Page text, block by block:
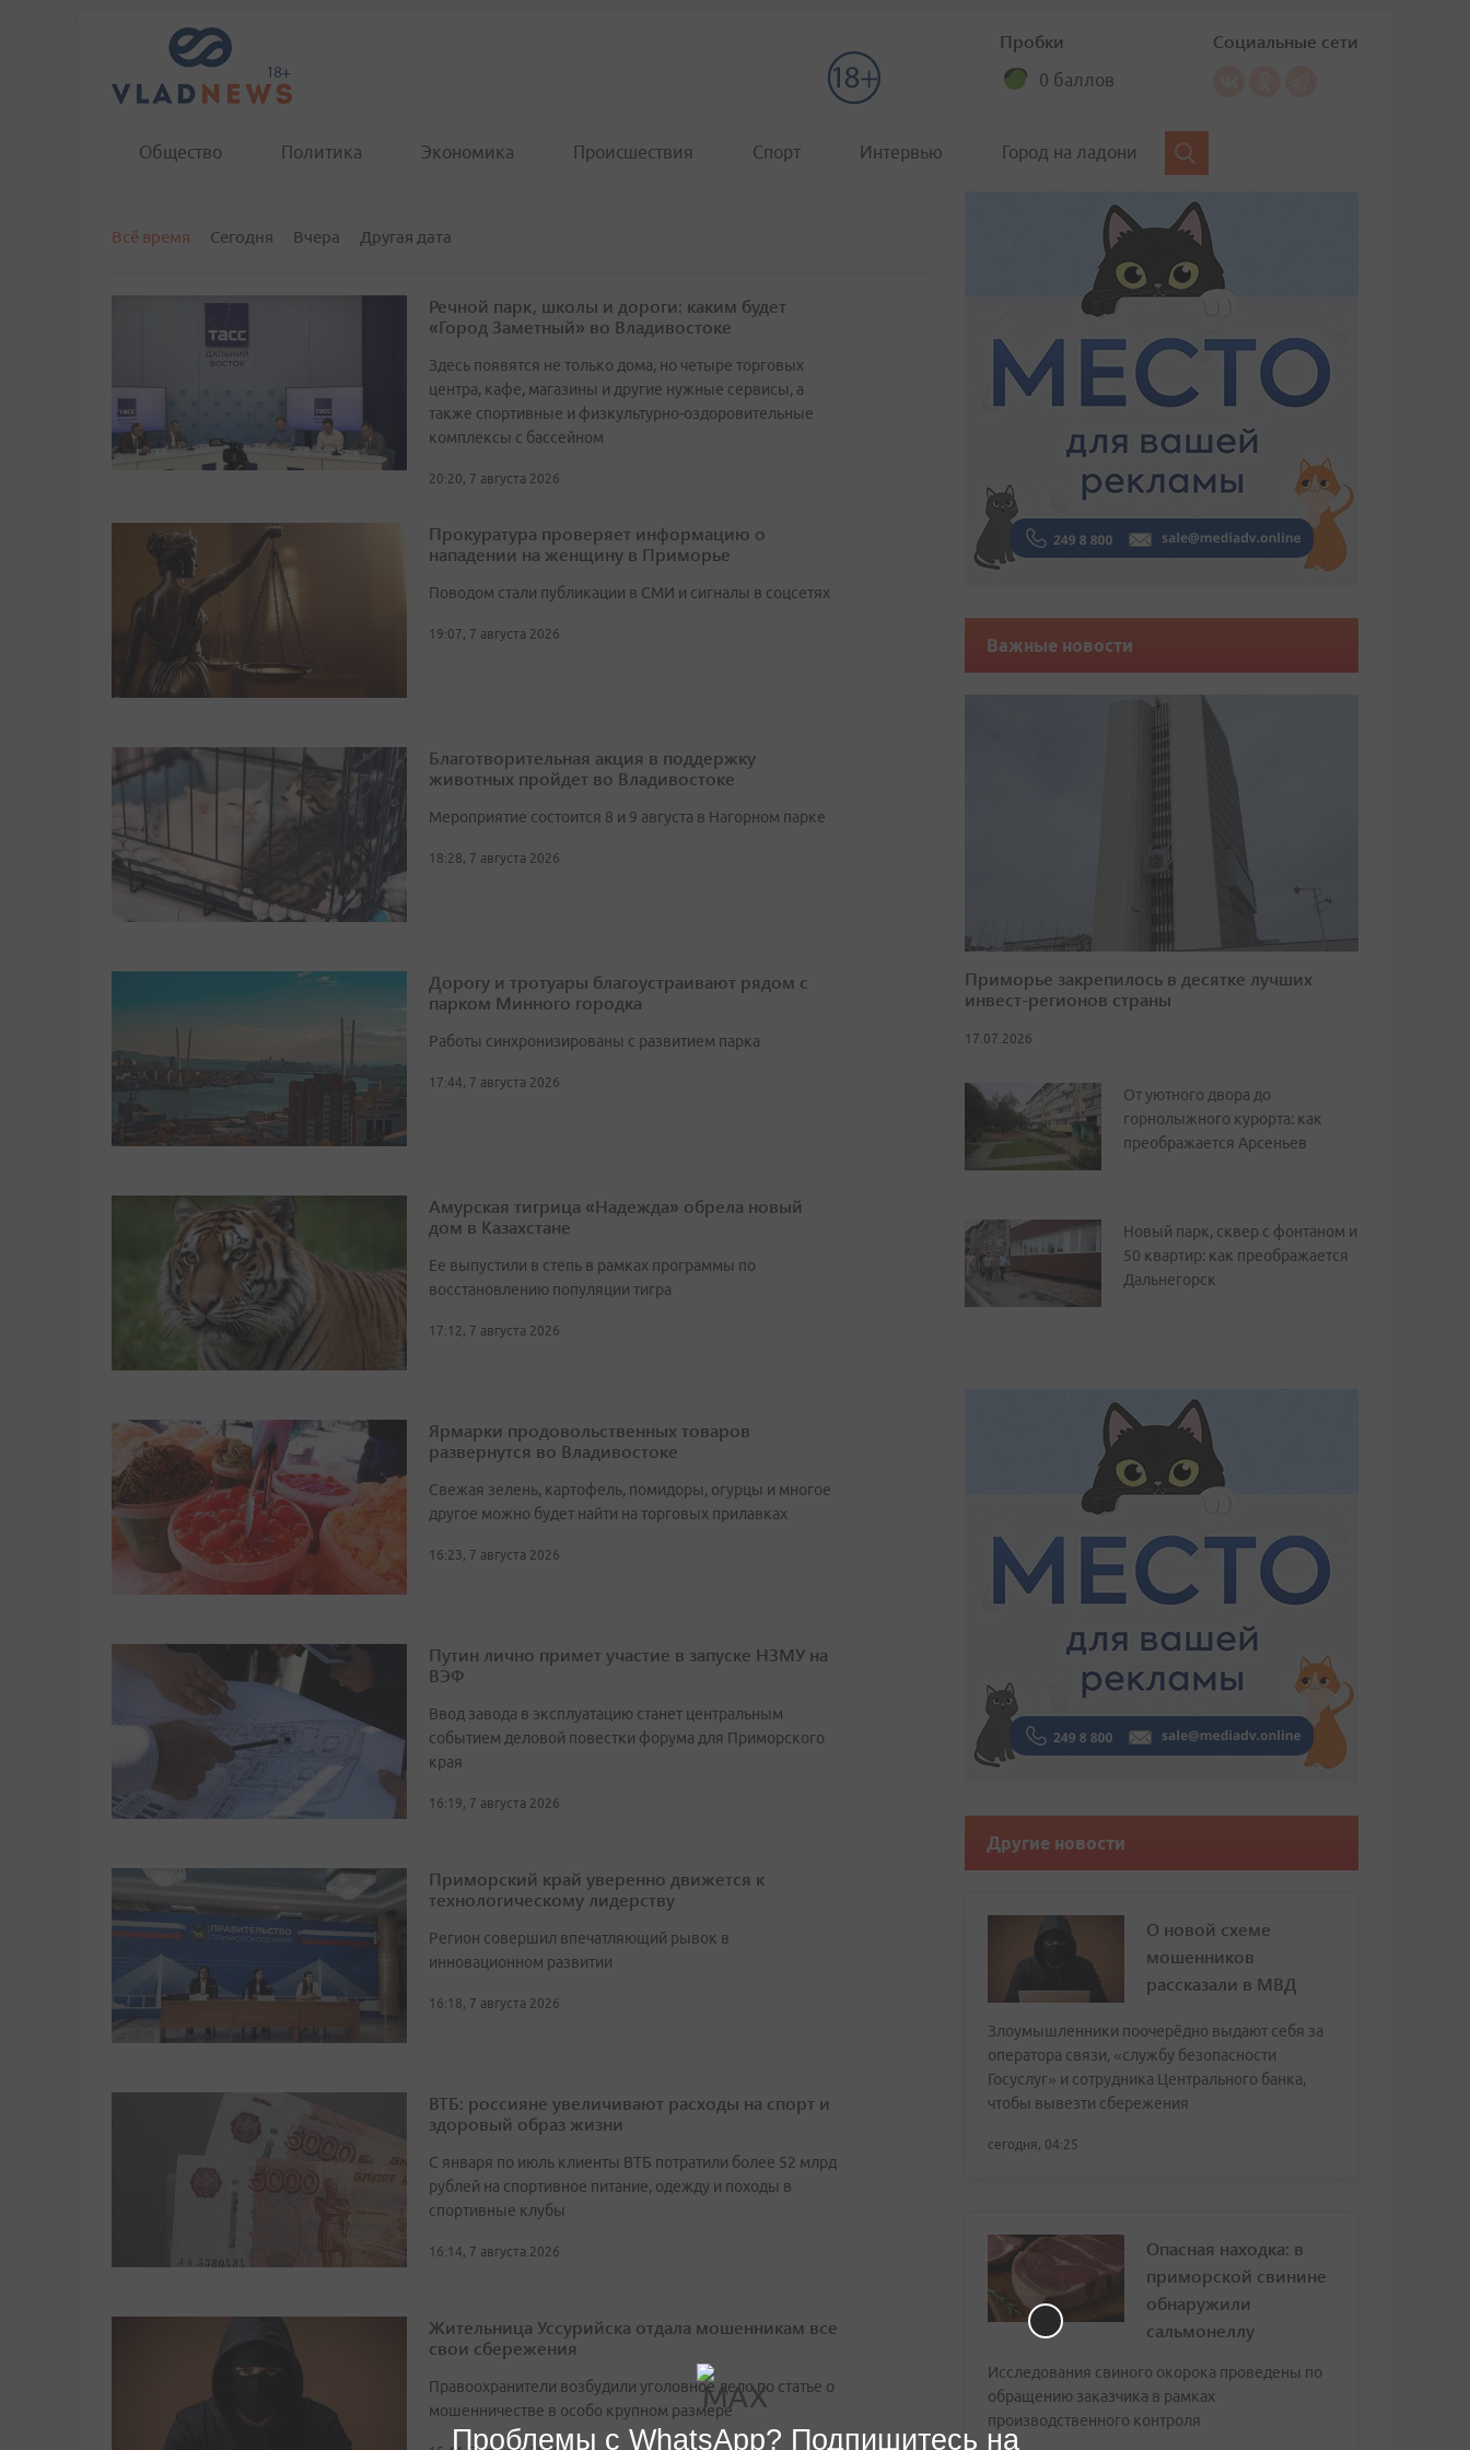
Пробки
0 баллов
Социальные сети
Общество Политика Экономика Происшествия Спорт Интервью Город на ладони
Всё время Сегодня Вчера Другая дата
Речной парк, школы и дороги: каким будет
«Город Заметный» во Владивостоке
Здесь появятся не только дома, но четыре торговых
центра, кафе, магазины и другие нужные сервисы, а
также спортивные и физкультурно-оздоровительные
комплексы с бассейном
20:20, 7 августа 2026
Прокуратура проверяет информацию о
нападении на женщину в Приморье
Поводом стали публикации в СМИ и сигналы в соцсетях
19:07, 7 августа 2026
Благотворительная акция в поддержку
животных пройдет во Владивостоке
Мероприятие состоится 8 и 9 августа в Нагорном парке
18:28, 7 августа 2026
Дорогу и тротуары благоустраивают рядом с
парком Минного городка
Работы синхронизированы с развитием парка
17:44, 7 августа 2026
Амурская тигрица «Надежда» обрела новый
дом в Казахстане
Ее выпустили в степь в рамках программы по
восстановлению популяции тигра
17:12, 7 августа 2026
Ярмарки продовольственных товаров
развернутся во Владивостоке
Свежая зелень, картофель, помидоры, огурцы и многое
другое можно будет найти на торговых прилавках
16:23, 7 августа 2026
Путин лично примет участие в запуске НЗМУ на
ВЭФ
Ввод завода в эксплуатацию станет центральным
событием деловой повестки форума для Приморского
края
16:19, 7 августа 2026
Приморский край уверенно движется к
технологическому лидерству
Регион совершил впечатляющий рывок в
инновационном развитии
16:18, 7 августа 2026
ВТБ: россияне увеличивают расходы на спорт и
здоровый образ жизни
С января по июль клиенты ВТБ потратили более 52 млрд
рублей на спортивное питание, одежду и походы в
спортивные клубы
16:14, 7 августа 2026
Жительница Уссурийска отдала мошенникам все
свои сбережения
Правоохранители возбудили уголовное дело по статье о
мошенничестве в особо крупном размере
Важные новости
Приморье закрепилось в десятке лучших
инвест-регионов страны
17.07.2026
От уютного двора до
горнолыжного курорта: как
преображается Арсеньев
Новый парк, сквер с фонтаном и
50 квартир: как преображается
Дальнегорск
Другие новости
О новой схеме
мошенников
рассказали в МВД
Злоумышленники поочерёдно выдают себя за
оператора связи, «службу безопасности
Госуслуг» и сотрудника Центрального банка,
чтобы вывезти сбережения
сегодня, 04:25
Опасная находка: в
приморской свинине
обнаружили
сальмонеллу
Исследования свиного окорока проведены по
обращению заказчика в рамках
производственного контроля
Проблемы с WhatsApp? Подпишитесь на